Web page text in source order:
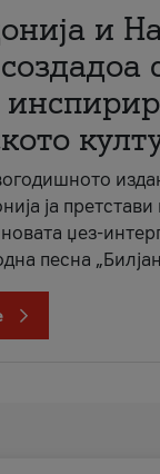
и
ја
џез-
песна „Билјан